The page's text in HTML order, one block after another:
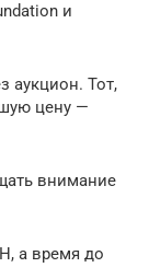
и
аукцион. Тот,
цену —
внимание
а время до